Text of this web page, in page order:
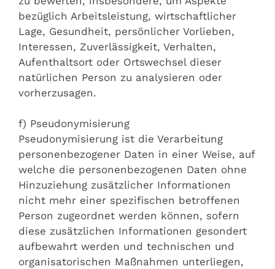
bezüglich Arbeitsleistung, wirtschaftlicher
Lage, Gesundheit, persönlicher Vorlieben,
Interessen, Zuverlässigkeit, Verhalten,
Aufenthaltsort oder Ortswechsel dieser
natürlichen Person zu analysieren oder
vorherzusagen.
f) Pseudonymisierung
Pseudonymisierung ist die Verarbeitung
personenbezogener Daten in einer Weise, auf
welche die personenbezogenen Daten ohne
Hinzuziehung zusätzlicher Informationen
nicht mehr einer spezifischen betroffenen
Person zugeordnet werden können, sofern
diese zusätzlichen Informationen gesondert
aufbewahrt werden und technischen und
organisatorischen Maßnahmen unterliegen,